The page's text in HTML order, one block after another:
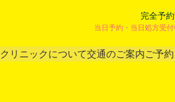
完全予約
当日予約・当日処方受
クリニックについて交通のご案内ご予